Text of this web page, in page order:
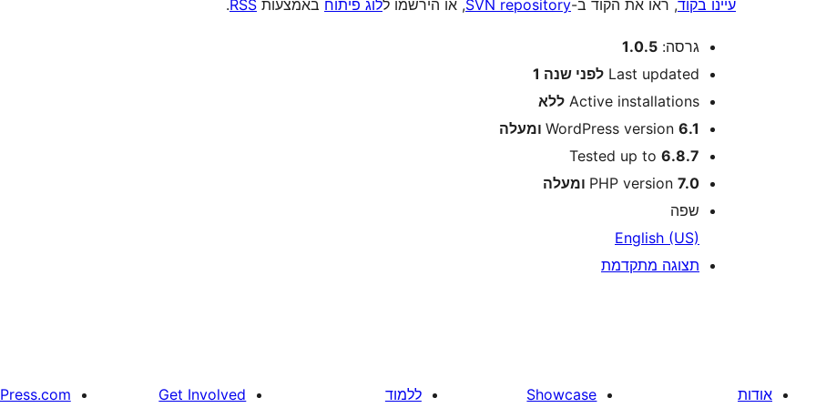
עיינו בקוד, ראו את הקוד ב-SVN repository, או הירשמו ללוג פיתוח באמצעות RSS
.
מטאגרסה: 1.0.5
Last updated לפני שנה 1
Active installations ללא
WordPress version 6.1 ומעלה
Tested up to 6.8.7
PHP version 7.0 ומעלה
שפה
English (US)
תצוגה מתקדמת
אודות Showcase ללמוד Get Involved